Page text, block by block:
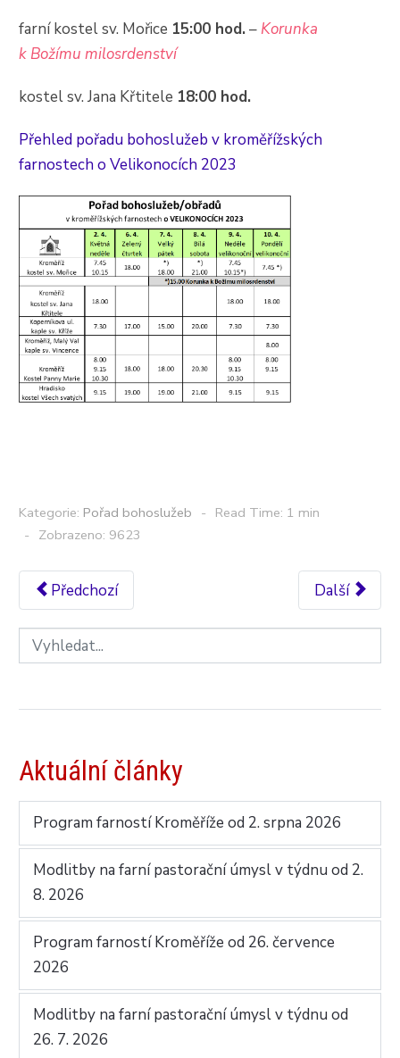
farní kostel sv. Mořice 15:00 hod.– Korunka
k Božímu milosrdenství
kostel sv. Jana Křtitele 18:00 hod.
Přehled pořadu bohoslužeb v kroměřížských
farnostech o Velikonocích 2023
Kategorie: Pořad bohoslužeb
Read Time: 1 min
Zobrazeno: 9623
Předchozí Další
Aktuální články
Program farností Kroměříže od 2. srpna 2026
Modlitby na farní pastorační úmysl v týdnu od 2.
8. 2026
Program farností Kroměříže od 26. července
2026
Modlitby na farní pastorační úmysl v týdnu od
26. 7. 2026